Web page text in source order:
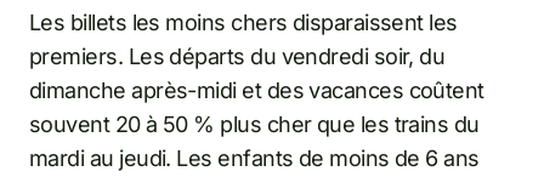
Les billets les moins chers disparaissent les
premiers. Les départs du vendredi soir, du
dimanche après-midi et des vacances coûtent
souvent 20 à 50 % plus cher que les trains du
mardi au jeudi. Les enfants de moins de 6 ans